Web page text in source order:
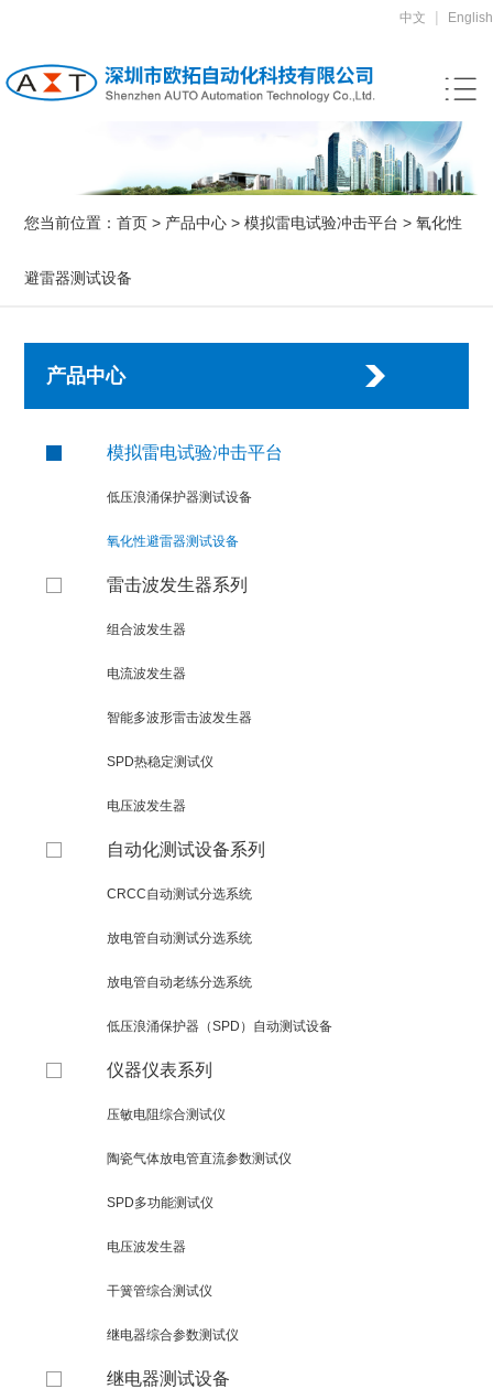
中文 | English
您当前位置：首页 > 产品中心 >模拟雷电试验冲击平台 >氧化性
避雷器测试设备
产品中心
模拟雷电试验冲击平台
低压浪涌保护器测试设备
氧化性避雷器测试设备
雷击波发生器系列
组合波发生器
电流波发生器
智能多波形雷击波发生器
SPD热稳定测试仪
电压波发生器
自动化测试设备系列
CRCC自动测试分选系统
放电管自动测试分选系统
放电管自动老练分选系统
低压浪涌保护器（SPD）自动测试设备
仪器仪表系列
压敏电阻综合测试仪
陶瓷气体放电管直流参数测试仪
SPD多功能测试仪
电压波发生器
干簧管综合测试仪
继电器综合参数测试仪
继电器测试设备